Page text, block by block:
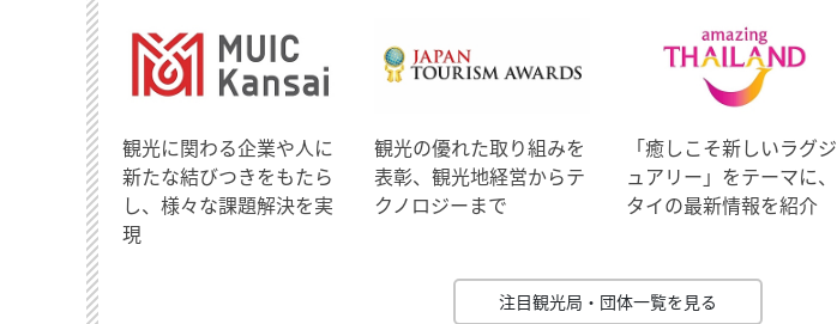
観光に関わる企業や人に
新たな結びつきをもたら
し、様々な課題解決を実
現
観光の優れた取り組みを
表彰、観光地経営からテ
クノロジーまで
「癒しこそ新しいラグジ
ュアリー」をテーマに、
タイの最新情報を紹介
注目観光局・団体一覧を見る